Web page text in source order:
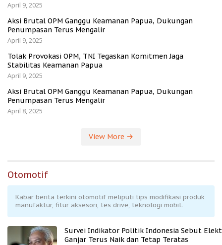
April 9, 2025
Aksi Brutal OPM Ganggu Keamanan Papua, Dukungan
Penumpasan Terus Mengalir
April 9, 2025
Tolak Provokasi OPM, TNI Tegaskan Komitmen Jaga
Stabilitas Keamanan Papua
April 9, 2025
Aksi Brutal OPM Ganggu Keamanan Papua, Dukungan
Penumpasan Terus Mengalir
April 8, 2025
View More
Otomotif
Kabar berita terkini otomotif meliputi tips modifikasi produk
manufaktur, fitur aksesori, tes drive, teknologi mobil.
Survei Indikator Politik Indonesia Sebut
Ganjar Terus Naik dan Tetap Teratas